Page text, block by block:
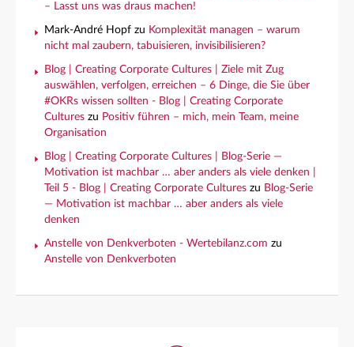
– Lasst uns was draus machen!
Mark-André Hopf zu Komplexität managen – warum
nicht mal zaubern, tabuisieren, invisibilisieren?
Blog | Creating Corporate Cultures | Ziele mit Zug
auswählen, verfolgen, erreichen – 6 Dinge, die Sie über
#OKRs wissen sollten - Blog | Creating Corporate
Cultures zu Positiv führen – mich, mein Team, meine
Organisation
Blog | Creating Corporate Cultures | Blog-Serie —
Motivation ist machbar … aber anders als viele denken |
Teil 5 - Blog | Creating Corporate Cultures zu Blog-Serie
— Motivation ist machbar … aber anders als viele
denken
Anstelle von Denkverboten - Wertebilanz.com zu
Anstelle von Denkverboten